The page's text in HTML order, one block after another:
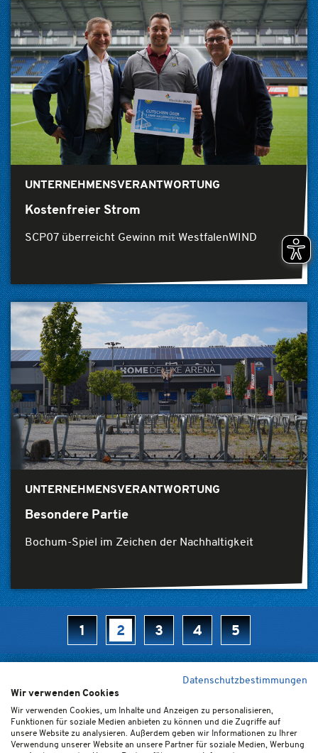
UNTERNEHMENSVERANTWORTUNG
Kostenfreier Strom
SCP07 überreicht Gewinn mit WestfalenWIND
UNTERNEHMENSVERANTWORTUNG
Besondere Partie
Bochum-Spiel im Zeichen der Nachhaltigkeit
1 2 3 4 5
Home Kontakt Newsletter FAQ (de/en) Impressum
Datenschutz Ticket-AGB Cookie-Einstellungen
Datenschutzbestimmungen
Wir verwenden Cookies
Wir verwenden Cookies, um Inhalte und Anzeigen zu personalisieren,
Funktionen für soziale Medien anbieten zu können und die Zugriffe auf
unsere Website zu analysieren. Außerdem geben wir Informationen zu Ihrer
Verwendung unserer Website an unsere Partner für soziale Medien, Werbung